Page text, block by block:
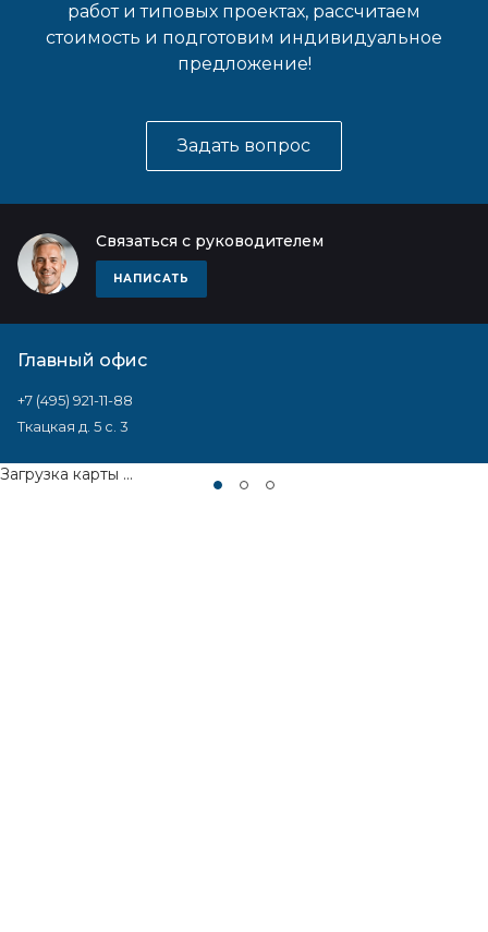
работ и типовых проектах, рассчитаем
стоимость и подготовим индивидуальное
предложение!
Задать вопрос
Связаться с руководителем
НАПИСАТЬ
Главный офис
+7 (495) 921-11-88
Ткацкая д. 5 с. 3
Загрузка карты ...